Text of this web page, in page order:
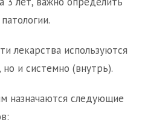
лекарства используются
и системно (внутрь).
назначаются следующие